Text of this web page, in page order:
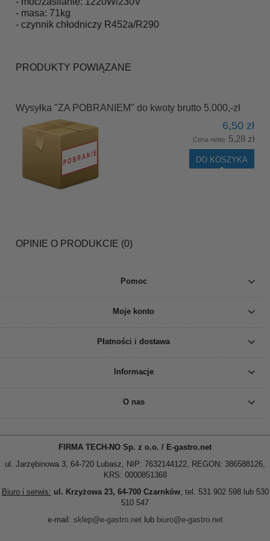
- masa: 71kg
- czynnik chłodniczy R452a/R290
PRODUKTY POWIĄZANE
Wysyłka "ZA POBRANIEM" do kwoty brutto 5.000,-zł
6,50 zł
Cena netto: 5,28 zł
DO KOSZYKA
OPINIE O PRODUKCIE (0)
Pomoc
Moje konto
Płatności i dostawa
Informacje
O nas
FIRMA TECH-NO Sp. z o.o. / E-gastro.net
ul. Jarzębinowa 3, 64-720 Lubasz, NIP: 7632144122, REGON: 386588126,
KRS: 0000851368
Biuro i serwis: ul. Krzyżowa 23, 64-700 Czarnków, tel. 531 902 598 lub 530
510 547
e-mail: sklep@e-gastro.netlub biuro@e-gastro.net